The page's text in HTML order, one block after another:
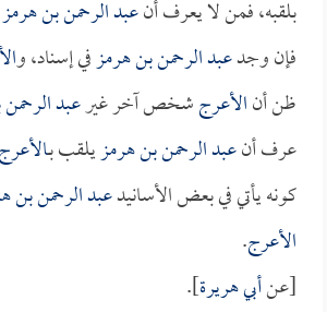
بلقبه، فمن لا يعرف أنعبد الرحمن بن هرمز
فإن وجدعبد الرحمن بن هرمزفي إسناد، و
ظن أنالأعرجشخص آخر غيرعبد
عرف أنعبد الرحمن بن هرمزيلقب بـالأعرج
كونه يأتي في بعض الأسانيدعبد الرحمن بن
الأعرج.
[عنأبي هريرة].